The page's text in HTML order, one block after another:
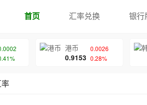
首页 汇率兑换 银行
港币
0.9153
0.0026
0.28%